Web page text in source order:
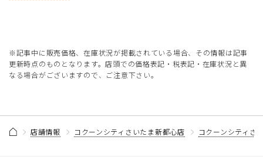
※記事中に販売価格、在庫状況が掲載されている場合、その情報は記事
更新時点のものとなります。店頭での価格表記・税表記・在庫状況と異
なる場合がございますので、ご注意下さい。
店舗情報 コクーンシティさいたま新都心店 コクーンシティさ